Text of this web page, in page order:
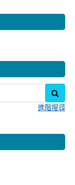
進階搜尋